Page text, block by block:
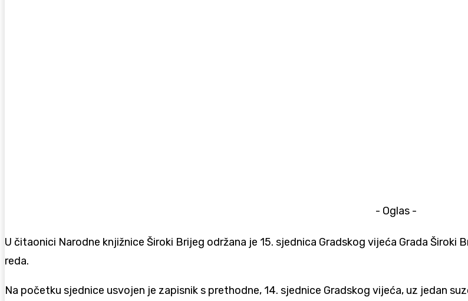
- Oglas -
U čitaonici Narodne knjižnice Široki Brijeg održana je 15. sjednica Gradskog vijeća Grada Široki
reda.
Na početku sjednice usvojen je zapisnik s prethodne, 14. sjednice Gradskog vijeća, uz jedan